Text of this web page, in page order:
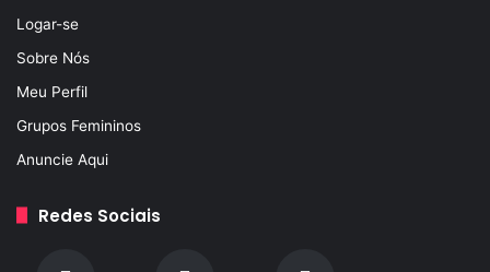
Logar-se
Sobre Nós
Meu Perfil
Grupos Femininos
Anuncie Aqui
Redes Sociais